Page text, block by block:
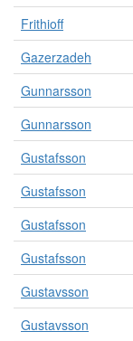
Frithioff
Gazerzadeh
Gunnarsson
Gunnarsson
Gustafsson
Gustafsson
Gustafsson
Gustafsson
Gustavsson
Gustavsson